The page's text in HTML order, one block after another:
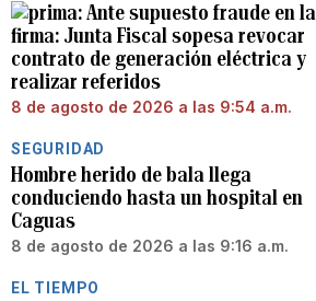
Ante supuesto fraude en la
firma: Junta Fiscal sopesa revocar
contrato de generación eléctrica y
realizar referidos
8 de agosto de 2026 a las 9:54 a.m.
SEGURIDAD
Hombre herido de bala llega
conduciendo hasta un hospital en
Caguas
8 de agosto de 2026 a las 9:16 a.m.
EL TIEMPO